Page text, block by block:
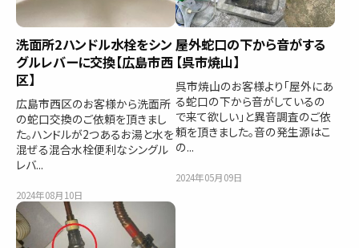
洗面所2ハンドル水栓をシン
グルレバーに交換【広島市西
区】
広島市西区のお客様から洗面所
の蛇口交換のご依頼を頂きまし
た。ハンドルが2つあるお湯と水を
混ぜる混合水栓便利なシングル
レバ...
2024年08月10日
屋外蛇口の下から音がする
【呉市焼山】
呉市焼山のお客様より「屋外にあ
る蛇口の下から音がしているの
で来て欲しい」と異音調査のご依
頼を頂きました。音の発生源はこ
の...
2024年05月09日